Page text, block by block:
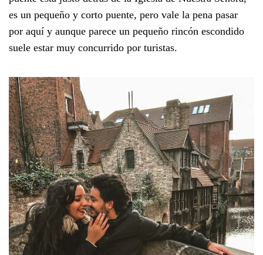
es un pequeño y corto puente, pero vale la pena pasar
por aquí y aunque parece un pequeño rincón escondido
suele estar muy concurrido por turistas.